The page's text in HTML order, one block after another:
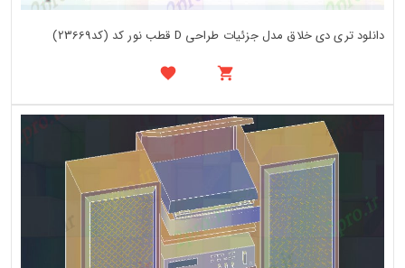
دانلود تری دی خلاق مدل جزئیات طراحی D قطب نور کد (کد23669)